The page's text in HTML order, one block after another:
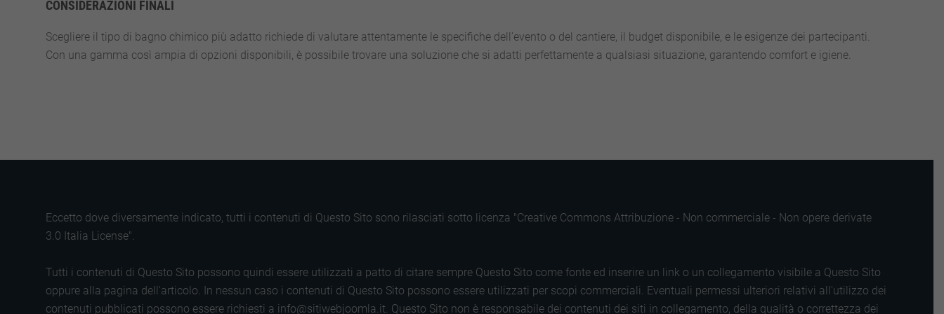
CONSIDERAZIONI FINALI
Scegliere il tipo di bagno chimico più adatto richiede di valutare attentamente le specifiche dell’evento o del cantiere, il budget disponibile, e le esigenze dei partecipanti.
Con una gamma così ampia di opzioni disponibili, è possibile trovare una soluzione che si adatti perfettamente a qualsiasi situazione, garantendo comfort e igiene.
Eccetto dove diversamente indicato, tutti i contenuti di Questo Sito sono rilasciati sotto licenza "Creative Commons Attribuzione - Non commerciale - Non opere derivate
3.0 Italia License".
Tutti i contenuti di Questo Sito possono quindi essere utilizzati a patto di citare sempre Questo Sito come fonte ed inserire un link o un collegamento visibile a Questo Sito
oppure alla pagina dell'articolo. In nessun caso i contenuti di Questo Sito possono essere utilizzati per scopi commerciali. Eventuali permessi ulteriori relativi all'utilizzo dei
contenuti pubblicati possono essere richiesti a info@sitiwebjoomla.it. Questo Sito non è responsabile dei contenuti dei siti in collegamento, della qualità o correttezza dei